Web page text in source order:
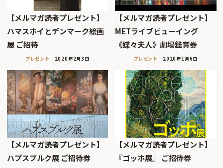
【メルマガ読者プレゼント】
ハマスホイとデンマーク絵画
展 ご招待
プレゼント 2020年2月3日
【メルマガ読者プレゼント】
METライブビューイング
《蝶々夫人》劇場鑑賞券
プレゼント 2020年1月6日
【メルマガ読者プレゼント】
ハプスブルク展 ご招待券
【メルマガ読者プレゼント】
『ゴッホ展』 ご招待券